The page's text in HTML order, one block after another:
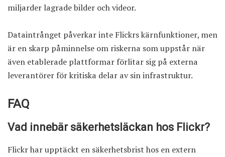
miljarder lagrade bilder och videor.
Dataintrånget påverkar inte Flickrs kärnfunktioner, men
är en skarp påminnelse om riskerna som uppstår när
även etablerade plattformar förlitar sig på externa
leverantörer för kritiska delar av sin infrastruktur.
FAQ
Vad innebär säkerhetsläckan hos Flickr?
Flickr har upptäckt en säkerhetsbrist hos en extern